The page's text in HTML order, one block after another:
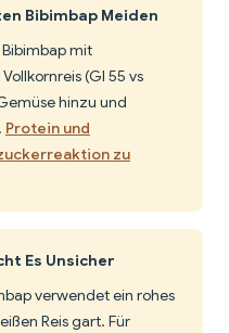
Bibimbap Meiden
mit
(GI 55 vs
hinzu und
Protein und
zu
Es Unsicher
verwendet ein rohes
Reis gart. Für